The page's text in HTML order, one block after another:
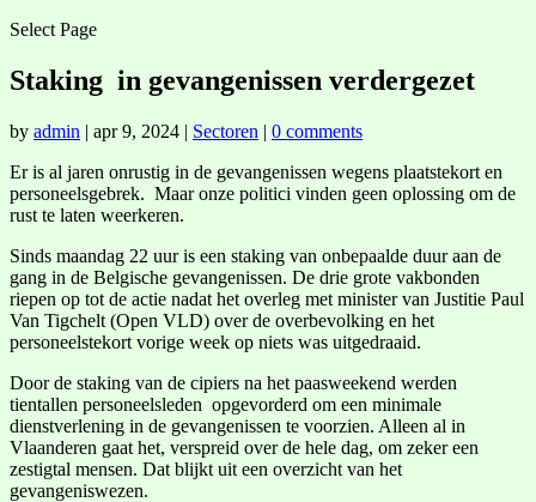
Select Page
Staking in gevangenissen verdergezet
by admin | apr 9, 2024 | Sectoren | 0 comments
Er is al jaren onrustig in de gevangenissen wegens plaatstekort en
personeelsgebrek. Maar onze politici vinden geen oplossing om de
rust te laten weerkeren.
Sinds maandag 22 uur is een staking van onbepaalde duur aan de
gang in de Belgische gevangenissen. De drie grote vakbonden
riepen op tot de actie nadat het overleg met minister van Justitie Paul
Van Tigchelt (Open VLD) over de overbevolking en het
personeelstekort vorige week op niets was uitgedraaid.
Door de staking van de cipiers na het paasweekend werden
tientallen personeelsleden opgevorderd om een minimale
dienstverlening in de gevangenissen te voorzien. Alleen al in
Vlaanderen gaat het, verspreid over de hele dag, om zeker een
zestigtal mensen. Dat blijkt uit een overzicht van het
gevangeniswezen.